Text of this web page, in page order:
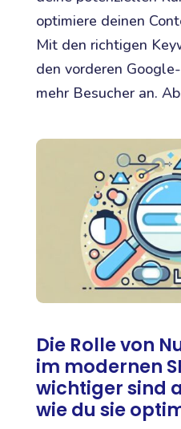
optimiere deinen
Mit den richtigen
den vorderen
mehr Besucher an.
Die Rolle von
im modernen
wichtiger sind
wie du sie